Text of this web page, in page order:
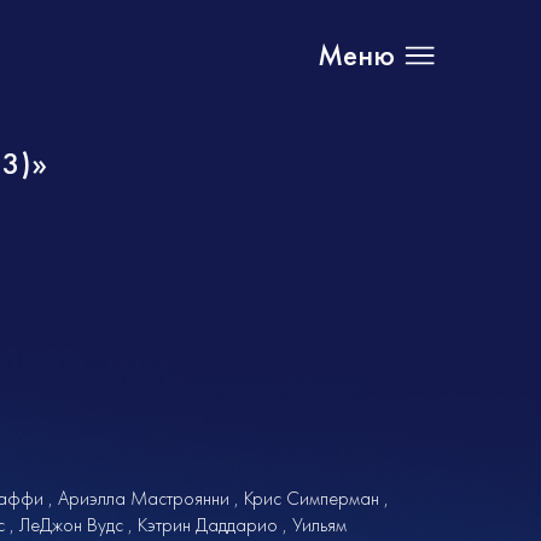
Меню
Ариэлла Мастроянни
Крис Симперман
ЛеДжон Вудс Кэтрин Даддарио
Уильям